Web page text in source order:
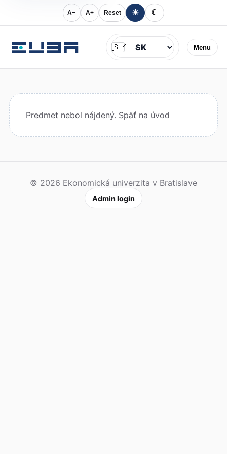
A− A+ Reset ☀ ☾
Menu
Jazyk
🇸🇰
Predmet nebol nájdený. Späť na úvod
© 2026 Ekonomická univerzita v Bratislave
Admin login